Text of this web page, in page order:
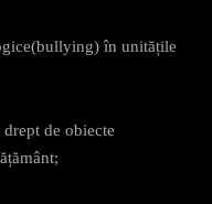
în unitățile
de obiecte